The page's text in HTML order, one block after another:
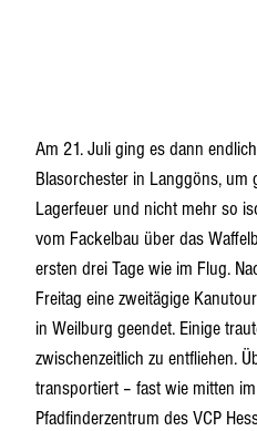
Am 21. Juli ging es dann
Blasorchester in Langgöns, um
Lagerfeuer und nicht mehr so
vom Fackelbau über das
ersten drei Tage wie im Flug.
Freitag eine zweitägige
in Weilburg geendet. Einige
zwischenzeitlich zu entfliehen.
transportiert – fast wie mitten
Pfadfinderzentrum des VCP